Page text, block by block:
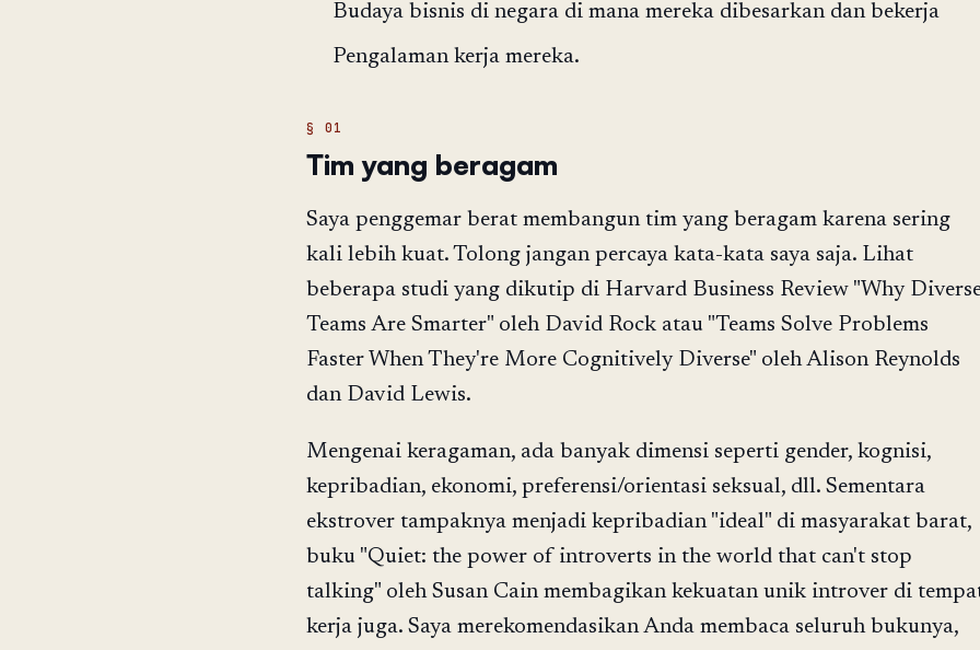
Budaya bisnis di negara di mana mereka dibesarkan dan bekerja
Pengalaman kerja mereka.
Tim yang beragam
Saya penggemar berat membangun tim yang beragam karena sering
kali lebih kuat. Tolong jangan percaya kata-kata saya saja. Lihat
beberapa studi yang dikutip di Harvard Business Review "Why
Teams Are Smarter" oleh David Rock atau "Teams Solve Problems
Faster When They're More Cognitively Diverse" oleh Alison Reynolds
dan David Lewis.
Mengenai keragaman, ada banyak dimensi seperti gender, kognisi,
kepribadian, ekonomi, preferensi/orientasi seksual, dll. Sementara
ekstrover tampaknya menjadi kepribadian "ideal" di masyarakat barat,
buku "Quiet: the power of introverts in the world that can't stop
talking" oleh Susan Cain membagikan kekuatan unik introver di
kerja juga. Saya merekomendasikan Anda membaca seluruh bukunya,